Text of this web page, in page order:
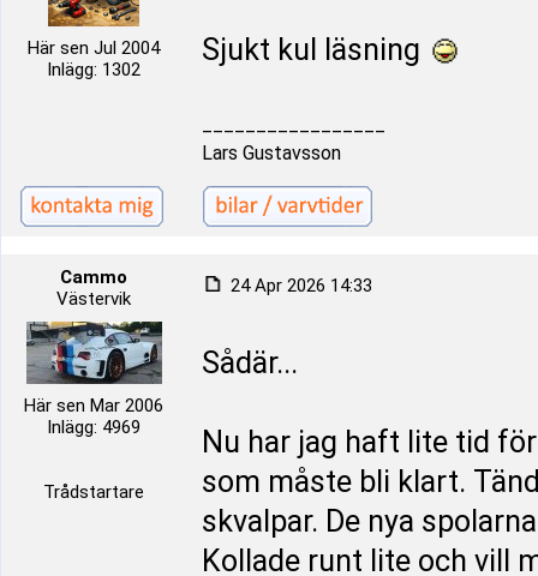
Här sen Jul 2004
Inlägg: 1302
Sjukt kul läsning
Lars Gustavsson
Cammo
Västervik
Här sen Mar 2006
Inlägg: 4969
Trådstartare
24 Apr 2026 14:33
Sådär...
Nu har jag haft lite tid
som måste bli klart.
skvalpar. De nya
Kollade runt lite och vill